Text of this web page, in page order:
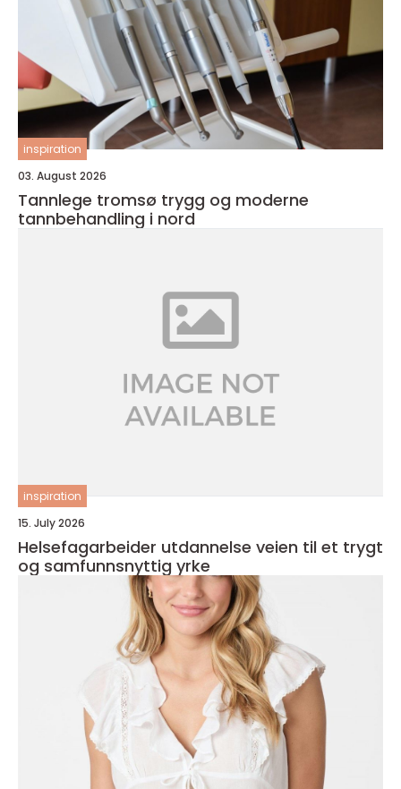
inspiration
03. August 2026
Tannlege tromsø trygg og moderne
tannbehandling i nord
inspiration
15. July 2026
Helsefagarbeider utdannelse veien til et trygt
og samfunnsnyttig yrke